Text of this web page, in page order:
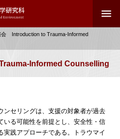
menu
会 Introduction to Trauma-Informed
Informed Counselling
セリングは、支援の対象者が過去
いる可能性を前提とし、安全性・信
実践アプローチである。トラウマイ